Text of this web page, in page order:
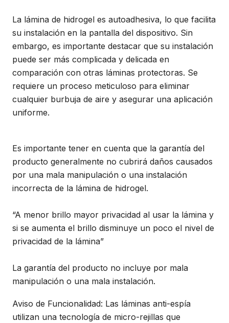
La lámina de hidrogel es autoadhesiva, lo que facilita
su instalación en la pantalla del dispositivo. Sin
embargo, es importante destacar que su instalación
puede ser más complicada y delicada en
comparación con otras láminas protectoras. Se
requiere un proceso meticuloso para eliminar
cualquier burbuja de aire y asegurar una aplicación
uniforme.
Es importante tener en cuenta que la garantía del
producto generalmente no cubrirá daños causados
por una mala manipulación o una instalación
incorrecta de la lámina de hidrogel.
“A menor brillo mayor privacidad al usar la lámina y
si se aumenta el brillo disminuye un poco el nivel de
privacidad de la lámina”
La garantía del producto no incluye por mala
manipulación o una mala instalación.
Aviso de Funcionalidad: Las láminas anti-espía
utilizan una tecnología de micro-rejillas que